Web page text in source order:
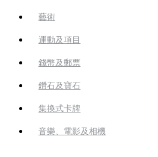
藝術
運動及項目
錢幣及郵票
鑽石及寶石
集換式卡牌
音樂、電影及相機